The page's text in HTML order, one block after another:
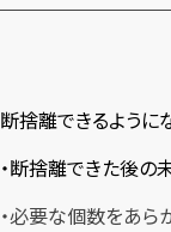
断捨離できるように
・断捨離できた後の
・必要な個数をあら